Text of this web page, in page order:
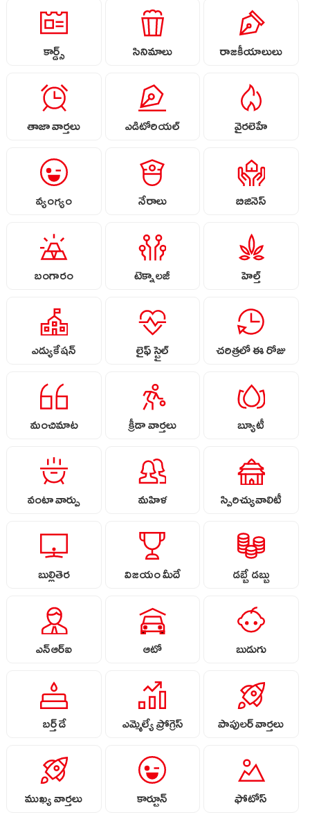
కార్డ్స్ సినిమాలు రాజకీయాలులు
తాజా వార్తలు ఎడిటోరియల్ వైరలెహే
వ్యంగ్యం నేరాలు బిజినెస్
బంగారం టెక్నాలజీ హెల్త్
ఎడ్యుకేషన్ లైఫ్ స్టైల్ చరిత్రలో ఈ రోజు
మంచిమాట క్రీడా వార్తలు బ్యూటీ
వంటా వార్పు మహిళ స్పిరిచ్యువాలిటీ
బుల్లితెర విజయం మీదే డబ్బే డబ్బు
ఎన్ఆర్ఐ ఆటో బుడుగు
బర్త్ డే ఎమ్మెల్యే ప్రోగ్రెస్ పాపులర్ వార్తలు
ముఖ్య వార్తలు కార్టూన్ ఫోటోస్